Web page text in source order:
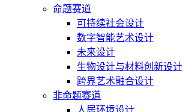
命题赛道
可持续社会设计
数字智能艺术设计
未来设计
生物设计与材料创新设计
跨界艺术融合设计
非命题赛道
人居环境设计